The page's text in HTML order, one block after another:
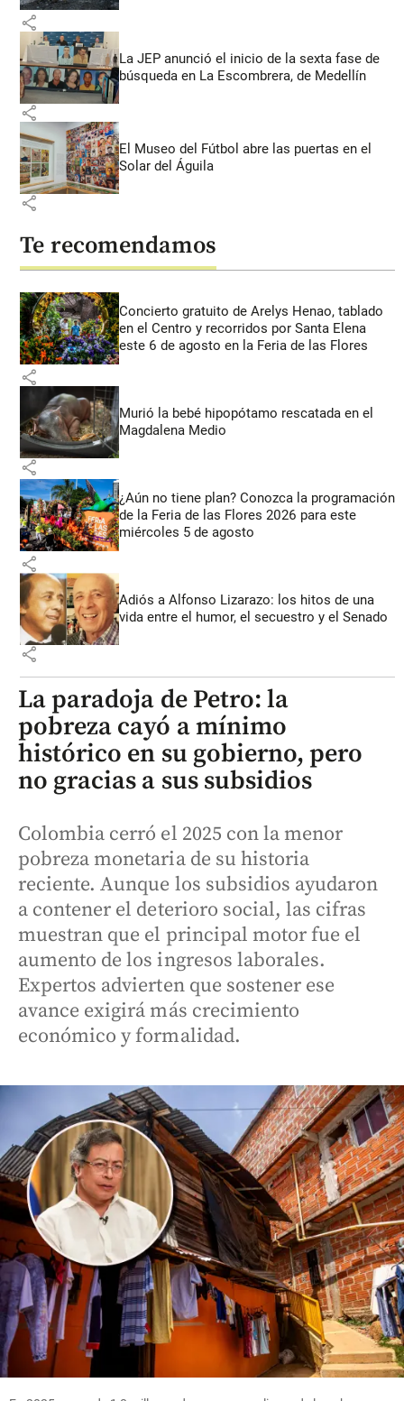
share
La JEP anunció el inicio de la sexta fase de
búsqueda en La Escombrera, de Medellín
share
El Museo del Fútbol abre las puertas en el
Solar del Águila
share
Te recomendamos
Concierto gratuito de Arelys Henao, tablado
en el Centro y recorridos por Santa Elena
este 6 de agosto en la Feria de las Flores
share
Murió la bebé hipopótamo rescatada en el
Magdalena Medio
share
¿Aún no tiene plan? Conozca la programación
de la Feria de las Flores 2026 para este
miércoles 5 de agosto
share
Adiós a Alfonso Lizarazo: los hitos de una
vida entre el humor, el secuestro y el Senado
share
La paradoja de Petro: la
pobreza cayó a mínimo
histórico en su gobierno, pero
no gracias a sus subsidios
Colombia cerró el 2025 con la menor
pobreza monetaria de su historia
reciente. Aunque los subsidios ayudaron
a contener el deterioro social, las cifras
muestran que el principal motor fue el
aumento de los ingresos laborales.
Expertos advierten que sostener ese
avance exigirá más crecimiento
económico y formalidad.